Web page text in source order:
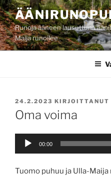
Siirry
sisältöön
Runoja ääneen lausuttuna
Maija runoilee
JULKAISTU
24.2.2023 KIRJOITTANUT
Oma voima
Äänitoistin
00:00
Tuomo puhuu ja Ulla-Maija